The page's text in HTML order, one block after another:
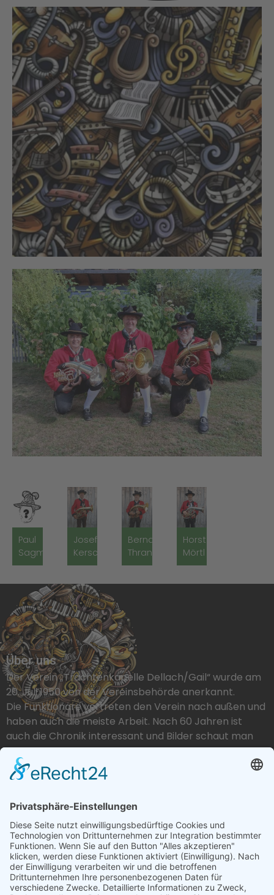
Paul
Sagmeister
Josef
Kerschbaumer
Bernd
Thran
Horst
Mörtl
Über uns
Der Verein „Trachtenkapelle Dellach/Gail“ wurde am
20. Juli 1950 von der Vereinsbehörde anerkannt.
Die Funktionäre vertreten den Verein nach außen und
haben auch die meiste Arbeit. Nach 60 Jahren ist
auch die Chronik interessant und Bilder schaut man
gerne an.
Trachtenkapelle Dellach/Gail
+43 677 64805286
tk@dellach.at
https://www.facebook.com/people/TK-Dellach-im-
Gailtal
https://www.instagram.com/tk_dellachgail/